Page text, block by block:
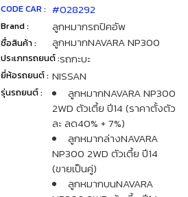
CODE CAR : #028292
Brand : ลูกหมากรถปิคอัพ
ชื่อสินค้า : ลูกหมากNAVARA NP300
ประเภทรถยนต์ :รถกะบะ
ยี่ห้อรถยนต์ : NISSAN
รุ่นรถยนต์ :
ลูกหมากNAVARA NP300
2WD ตัวเตี้ย ปี14 (ราคาตั้งตัว
ละ ลด40% + 7%)
ลูกหมากล่างNAVARA
NP300 2WD ตัวเตี้ย ปี14
(ขายเป็นคู่)
ลูกหมากบนNAVARA